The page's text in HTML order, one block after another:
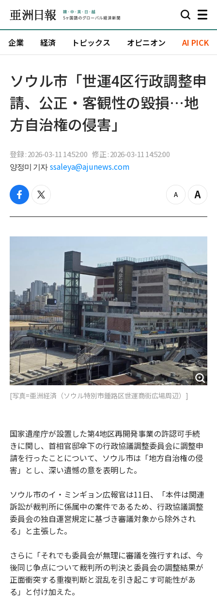
企業 経済 トピックス オピニオン AI PICK
ソウル市「世運4区行政調整申
請、公正・客観性の毀損…地
方自治権の侵害」
登録 : 2026-03-11 14:52:00 修正 : 2026-03-11 14:52:00
양정미 기자 ssaleya@ajunews.com
f
c
b
t
i
t
z
o
o
Z
o
i
[写真=亜洲経済（ソウル特別市鍾路区世運商街広場周辺）]
国家遺産庁が設置した第4地区再開発事業の許認可手続
きに関し、首相官邸傘下の行政協議調整委員会に調整申
請を行ったことについて、ソウル市は「地方自治権の侵
害」とし、深い遺憾の意を表明した。
ソウル市のイ・ミンギョン広報官は11日、「本件は関連
訴訟が裁判所に係属中の案件であるため、行政協議調整
委員会の独自運営規定に基づき審議対象から除外され
る」と主張した。
さらに「それでも委員会が無理に審議を強行すれば、今
後同じ争点について裁判所の判決と委員会の調整結果が
正面衝突する重複判断と混乱を引き起こす可能性があ
る」と付け加えた。